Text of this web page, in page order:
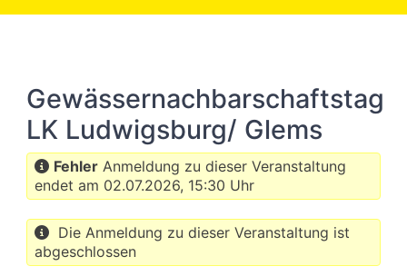
Gewässernachbarschaftstag
LK Ludwigsburg/ Glems
Fehler Anmeldung zu dieser Veranstaltung
endet am 02.07.2026, 15:30 Uhr
Die Anmeldung zu dieser Veranstaltung ist
abgeschlossen